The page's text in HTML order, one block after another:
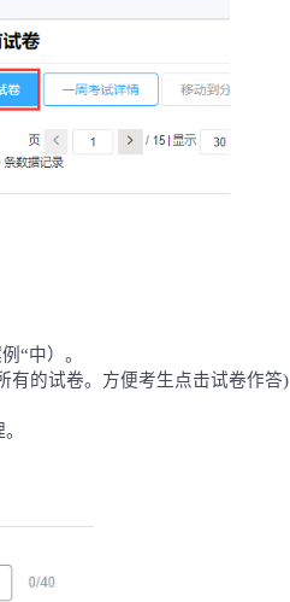
“中）。
有的试卷。方便考生点击试卷作答)